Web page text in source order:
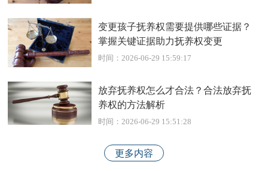
变更孩子抚养权需要提供哪些证据？
掌握关键证据助力抚养权变更
时间：2026-06-29 15:59:17
放弃抚养权怎么才合法？合法放弃抚
养权的方法解析
时间：2026-06-29 15:51:28
更多内容